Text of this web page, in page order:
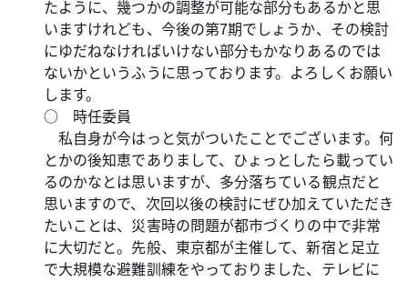
たように、幾つかの調整が可能な部分もあるかと思
いますけれども、今後の第7期でしょうか、その検討
にゆだねなければいけない部分もかなりあるのでは
ないかというふうに思っております。よろしくお願い
します。
○ 時任委員
私自身が今はっと気がついたことでございます。何
とかの後知恵でありまして、ひょっとしたら載ってい
るのかなとは思いますが、多分落ちている観点だと
思いますので、次回以後の検討にぜひ加えていただき
たいことは、災害時の問題が都市づくりの中で非常
に大切だと。先般、東京都が主催して、新宿と足立
で大規模な避難訓練をやっておりました、テレビに